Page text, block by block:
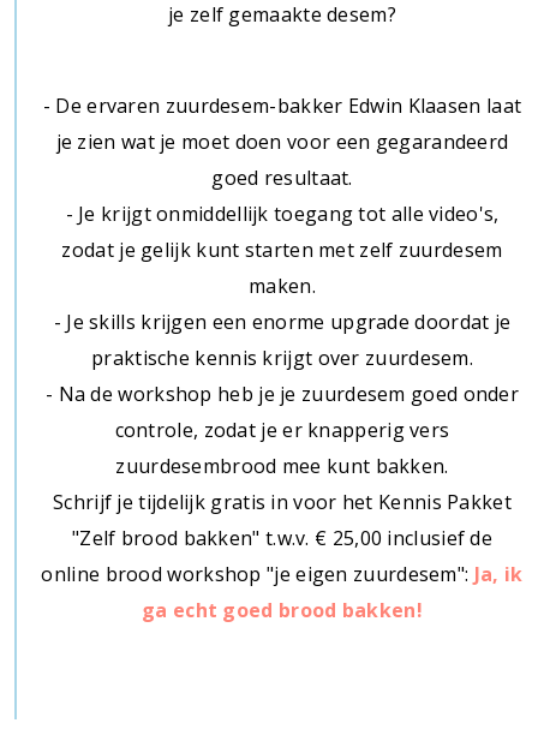
je zelf gemaakte desem?
- De ervaren zuurdesem-bakker Edwin Klaasen laat
je zien wat je moet doen voor een gegarandeerd
goed resultaat.
- Je krijgt onmiddellijk toegang tot alle video's,
zodat je gelijk kunt starten met zelf zuurdesem
maken.
- Je skills krijgen een enorme upgrade doordat je
praktische kennis krijgt over zuurdesem.
- Na de workshop heb je je zuurdesem goed onder
controle, zodat je er knapperig vers
zuurdesembrood mee kunt bakken.
Schrijf je tijdelijk gratis in voor het Kennis Pakket
"Zelf brood bakken" t.w.v. € 25,00 inclusief de
online brood workshop "je eigen zuurdesem": Ja, ik
ga echt goed brood bakken!